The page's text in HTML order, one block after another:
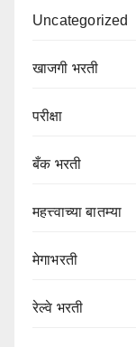
Uncategorized
खाजगी भरती
परीक्षा
बँक भरती
महत्त्वाच्या बातम्या
मेगाभरती
रेल्वे भरती